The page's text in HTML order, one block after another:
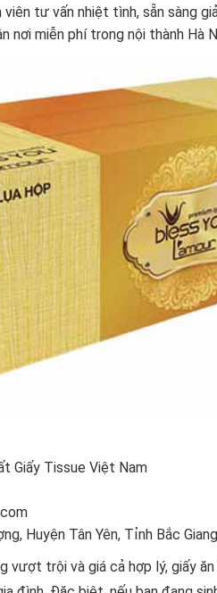
viên tư vấn nhiệt tình, sẵn sàng
nơi miễn phí trong nội thành Hà
Giấy Tissue Việt Nam
Huyện Tân Yên, Tỉnh Bắc
trội và giá cả hợp lý, giấy